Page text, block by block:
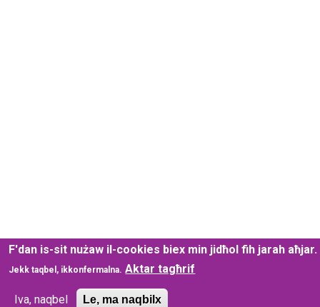
F'dan is-sit nużaw il-cookies biex min jidħol fih jarah aħjar.
Jekk taqbel, ikkonfermalna. Aktar tagħrif
Iva, naqbel Le, ma naqbilx